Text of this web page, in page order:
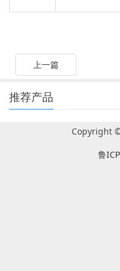
上一篇
推荐产品
Copyright
鲁